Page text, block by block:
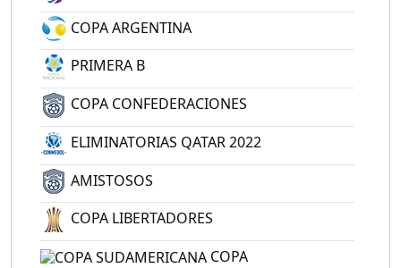
COPA ARGENTINA
PRIMERA B
COPA CONFEDERACIONES
ELIMINATORIAS QATAR 2022
AMISTOSOS
COPA LIBERTADORES
COPA